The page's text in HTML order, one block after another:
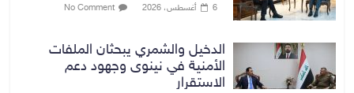
6 أغسطس، 2026 No Comment
الدخيل والشمري يبحثان الملفات
الأمنية في نينوى وجهود دعم
الاستقرار